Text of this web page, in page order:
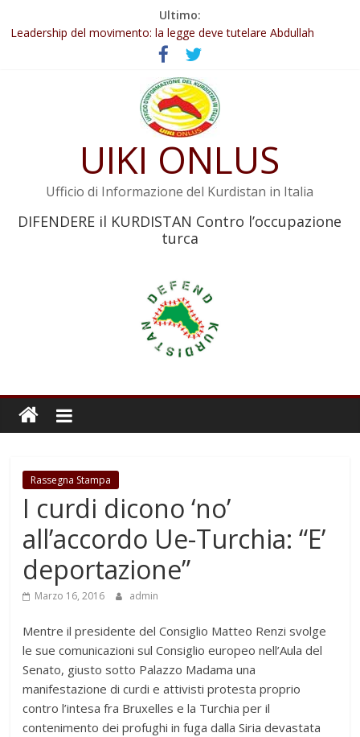
Ultimo:
Abdullah Öcalan: Le legge negativa deve essere trasformata in
legge positiva
Leadership del movimento: la legge deve tutelare Abdullah
Commissione donne del KNK: Şengal è di nuovo sotto minaccia
Non tenere conto della situazione di Rêber Apo ostacolerebbe
Il KNK chiede un’azione internazionale contro i crimini di guerra
UIKI ONLUS
Ufficio di Informazione del Kurdistan in Italia
DIFENDERE il KURDISTAN Contro l’occupazione
turca
Rassegna Stampa
I curdi dicono ‘no’
all’accordo Ue-Turchia: “E’
deportazione”
Marzo 16, 2016 admin
Mentre il presidente del Consiglio Matteo Renzi svolge
le sue comunicazioni sul Consiglio europeo nell’Aula del
Senato, giusto sotto Palazzo Madama una
manifestazione di curdi e attivisti protesta proprio
contro l’intesa fra Bruxelles e la Turchia per il
contenimento dei profughi in fuga dalla Siria devastata